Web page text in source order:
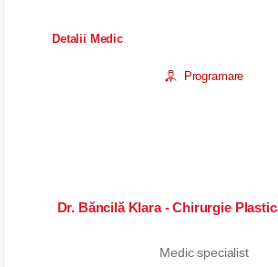
Detalii Medic
Programare
Dr. Băncilă Klara - Chirurgie
Medic specialist